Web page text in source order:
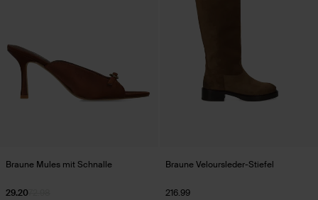
Braune Mules mit Schnalle
29.20
Braune Veloursleder-Stiefel
216.99